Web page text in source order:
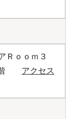
ｏｏｍ３
8階 アクセス